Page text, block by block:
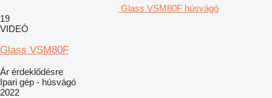
Glass VSM80F húsvágó
19
VIDEÓ
Glass VSM80F
Ár érdeklődésre
Ipari gép - húsvágó
2022